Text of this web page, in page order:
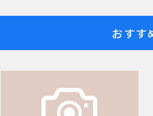
おすす